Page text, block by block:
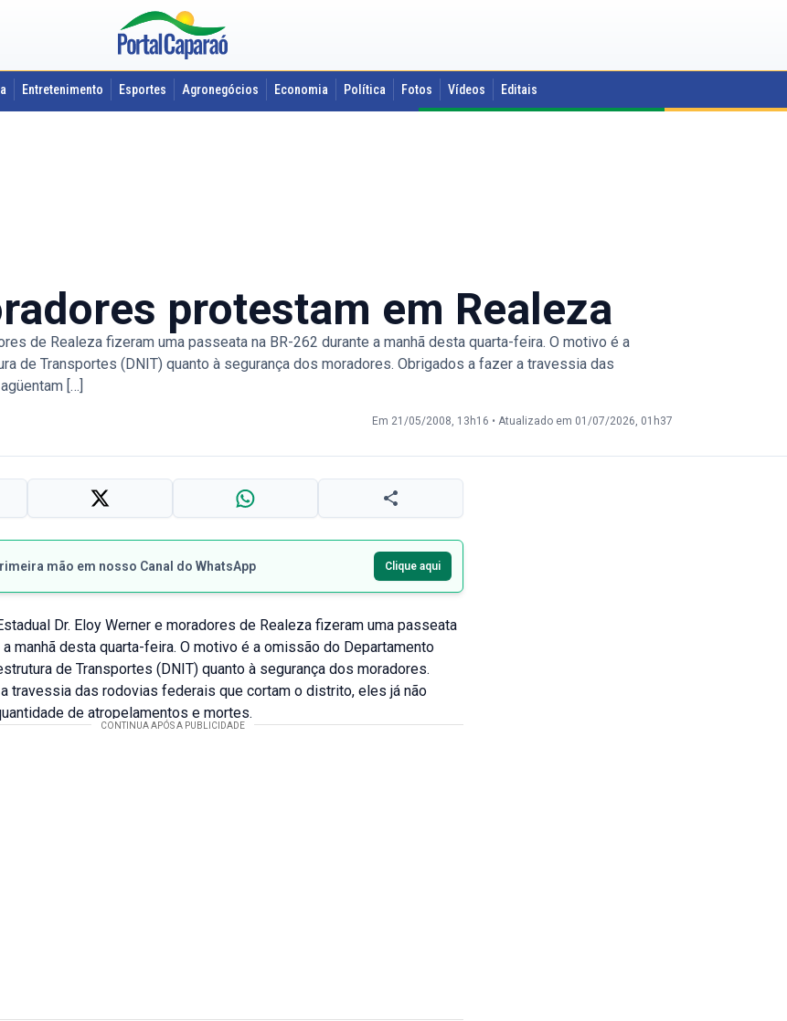
Entretenimento Esportes Agronegócios Economia Política Fotos Vídeos Editais
protestam em Realeza
de Realeza fizeram uma passeata na BR-262 durante a manhã desta quarta-feira. O motivo é a
de Transportes (DNIT) quanto à segurança dos moradores. Obrigados a fazer a travessia das
[…]
Em 21/05/2008, 13h16 • Atualizado em 01/07/2026, 01h37
mão em nosso Canal do WhatsApp Clique aqui
Dr. Eloy Werner e moradores de Realeza fizeram uma passeata
a manhã desta quarta-feira. O motivo é a omissão do Departamento
de Transportes (DNIT) quanto à segurança dos moradores.
travessia das rodovias federais que cortam o distrito, eles já não
de atropelamentos e mortes.